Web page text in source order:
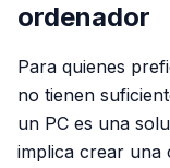
ordenador
Para quienes
no tienen
un PC es una
implica crear una